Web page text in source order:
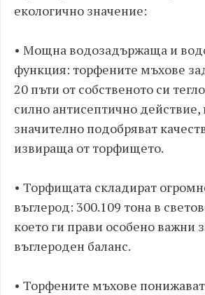
екологично значение:
• Мощна водозадържаща и
функция: торфените мъхове
20 пъти от собственото си
силно антисептично действие,
значително подобряват
извираща от торфището.
• Торфищата складират
въглерод: 300.109 тона в
което ги прави особено важни
въглероден баланс.
• Торфените мъхове